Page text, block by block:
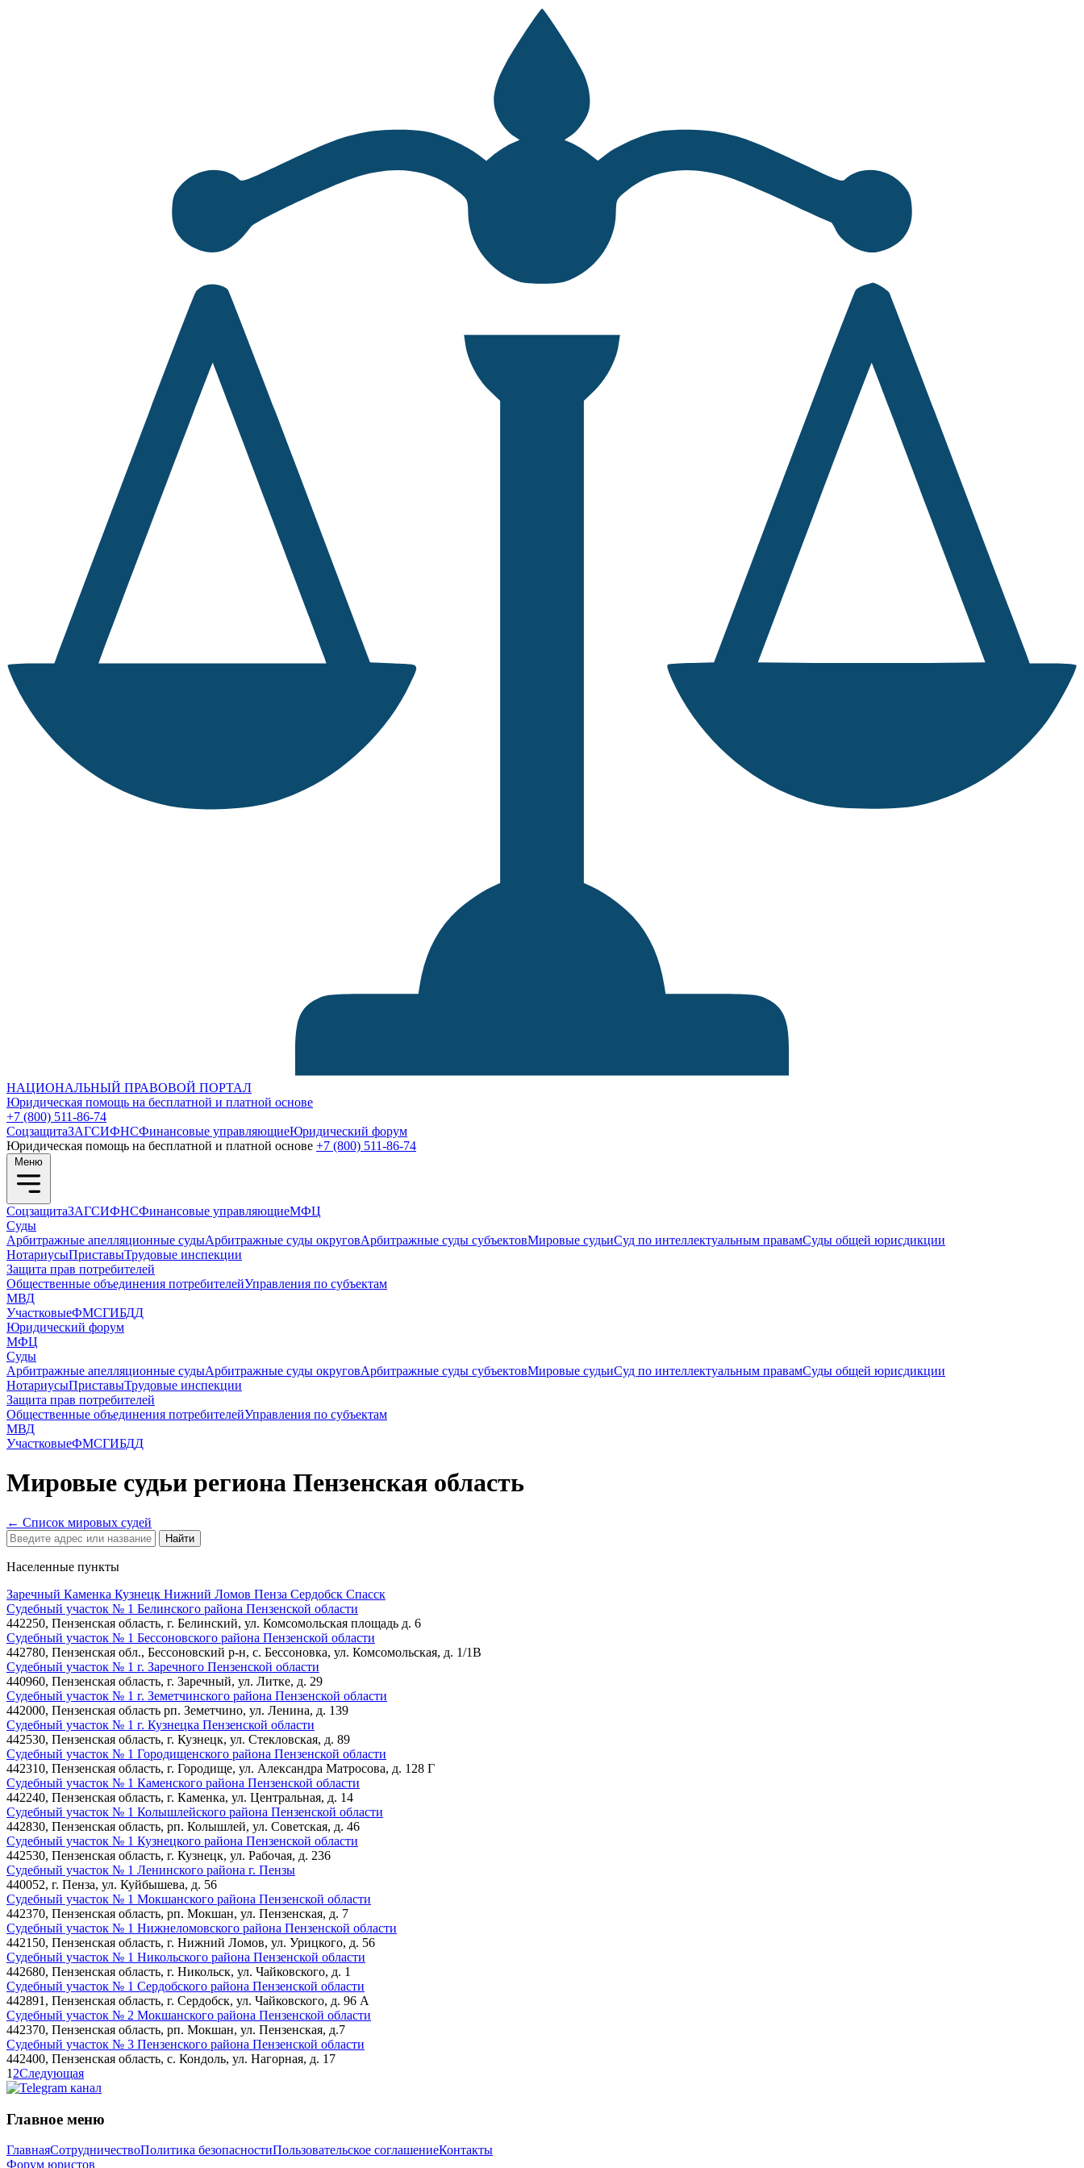
НАЦИОНАЛЬНЫЙ ПРАВОВОЙ ПОРТАЛ
Юридическая помощь на бесплатной и платной основе
+7 (800) 511-86-74
СоцзащитаЗАГСИФНСФинансовые управляющиеЮридический форум
Юридическая помощь на бесплатной и платной основе +7 (800) 511-86-74
Меню
СоцзащитаЗАГСИФНСФинансовые управляющиеМФЦ
Суды
Арбитражные апелляционные судыАрбитражные суды округовАрбитражные суды субъектовМировые судьиСуд по интеллектуальным правамСуды общей юрисдикции
НотариусыПриставыТрудовые инспекции
Защита прав потребителей
Общественные объединения потребителейУправления по субъектам
МВД
УчастковыеФМСГИБДД
Юридический форум
МФЦ
Суды
Арбитражные апелляционные судыАрбитражные суды округовАрбитражные суды субъектовМировые судьиСуд по интеллектуальным правамСуды общей юрисдикции
НотариусыПриставыТрудовые инспекции
Защита прав потребителей
Общественные объединения потребителейУправления по субъектам
МВД
УчастковыеФМСГИБДД
Мировые судьи региона Пензенская область
← Список мировых судей
Найти
Населенные пункты
Заречный Каменка Кузнецк Нижний Ломов Пенза Сердобск Спасск
Судебный участок № 1 Белинского района Пензенской области
442250, Пензенская область, г. Белинский, ул. Комсомольская площадь д. 6
Судебный участок № 1 Бессоновского района Пензенской области
442780, Пензенская обл., Бессоновский р-н, с. Бессоновка, ул. Комсомольская, д. 1/1В
Судебный участок № 1 г. Заречного Пензенской области
440960, Пензенская область, г. Заречный, ул. Литке, д. 29
Судебный участок № 1 г. Земетчинского района Пензенской области
442000, Пензенская область рп. Земетчино, ул. Ленина, д. 139
Судебный участок № 1 г. Кузнецка Пензенской области
442530, Пензенская область, г. Кузнецк, ул. Стекловская, д. 89
Судебный участок № 1 Городищенского района Пензенской области
442310, Пензенская область, г. Городище, ул. Александра Матросова, д. 128 Г
Судебный участок № 1 Каменского района Пензенской области
442240, Пензенская область, г. Каменка, ул. Центральная, д. 14
Судебный участок № 1 Колышлейского района Пензенской области
442830, Пензенская область, рп. Колышлей, ул. Советская, д. 46
Судебный участок № 1 Кузнецкого района Пензенской области
442530, Пензенская область, г. Кузнецк, ул. Рабочая, д. 236
Судебный участок № 1 Ленинского района г. Пензы
440052, г. Пенза, ул. Куйбышева, д. 56
Судебный участок № 1 Мокшанского района Пензенской области
442370, Пензенская область, рп. Мокшан, ул. Пензенская, д. 7
Судебный участок № 1 Нижнеломовского района Пензенской области
442150, Пензенская область, г. Нижний Ломов, ул. Урицкого, д. 56
Судебный участок № 1 Никольского района Пензенской области
442680, Пензенская область, г. Никольск, ул. Чайковского, д. 1
Судебный участок № 1 Сердобского района Пензенской области
442891, Пензенская область, г. Сердобск, ул. Чайковского, д. 96 А
Судебный участок № 2 Мокшанского района Пензенской области
442370, Пензенская область, рп. Мокшан, ул. Пензенская, д.7
Судебный участок № 3 Пензенского района Пензенской области
442400, Пензенская область, с. Кондоль, ул. Нагорная, д. 17
1 2Следующая
Главное меню
ГлавнаяСотрудничествоПолитика безопасностиПользовательское соглашениеКонтакты
Форум юристов